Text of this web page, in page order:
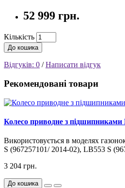
52 999 грн.
Кількість
До кошика
Відгуків: 0 /Написати відгук
Рекомендовані товари
Колесо приводне з підшипниками
Використовується в моделях
S (967257101/ 2014-02), LB553 S
3 204 грн.
До кошика